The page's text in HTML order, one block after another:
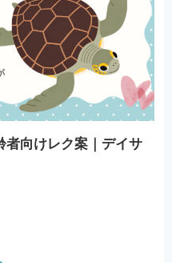
者向けレク案｜デイサ